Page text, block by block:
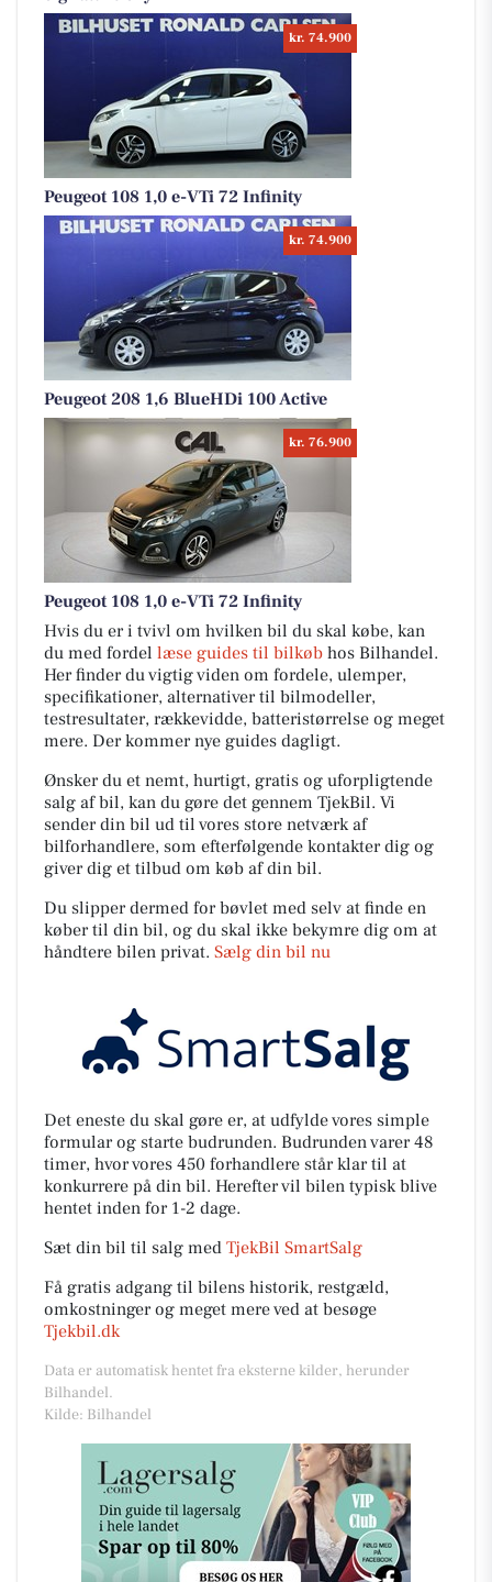
kr. 74.900
Peugeot 108 1,0 e-VTi 72 Infinity
kr. 74.900
Peugeot 208 1,6 BlueHDi 100 Active
kr. 76.900
Peugeot 108 1,0 e-VTi 72 Infinity
Hvis du er i tvivl om hvilken bil du skal købe, kan
du med fordel læse guides til bilkøb hos Bilhandel.
Her finder du vigtig viden om fordele, ulemper,
specifikationer, alternativer til bilmodeller,
testresultater, rækkevidde, batteristørrelse og meget
mere. Der kommer nye guides dagligt.
Ønsker du et nemt, hurtigt, gratis og uforpligtende
salg af bil, kan du gøre det gennem TjekBil. Vi
sender din bil ud til vores store netværk af
bilforhandlere, som efterfølgende kontakter dig og
giver dig et tilbud om køb af din bil.
Du slipper dermed for bøvlet med selv at finde en
køber til din bil, og du skal ikke bekymre dig om at
håndtere bilen privat. Sælg din bil nu
Det eneste du skal gøre er, at udfylde vores simple
formular og starte budrunden. Budrunden varer 48
timer, hvor vores 450 forhandlere står klar til at
konkurrere på din bil. Herefter vil bilen typisk blive
hentet inden for 1-2 dage.
Sæt din bil til salg med TjekBil SmartSalg
Få gratis adgang til bilens historik, restgæld,
omkostninger og meget mere ved at besøge
Tjekbil.dk
Data er automatisk hentet fra eksterne kilder, herunder
Bilhandel.
Kilde: Bilhandel